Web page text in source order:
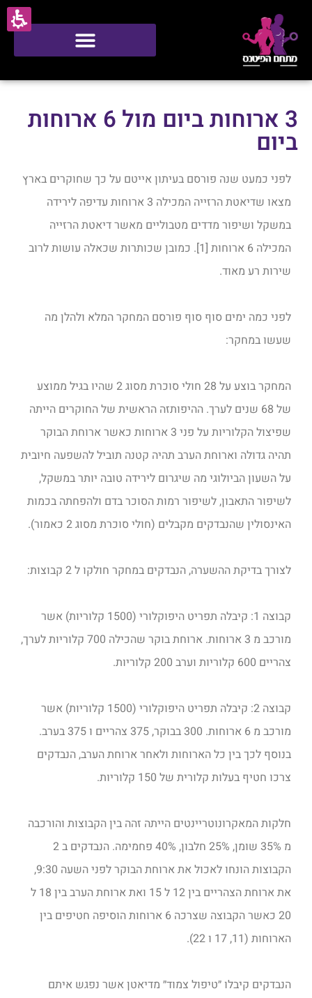
3 ארוחות ביום מול 6 ארוחות
ביום
לפני כמעט שנה פורסם בעיתון אייטם על כך שחוקרים בארץ
מצאו שדיאטת הרזייה המכילה 3 ארוחות עדיפה לירידה
במשקל ושיפור מדדים מטבוליים מאשר דיאטת הרזייה
המכילה 6 ארוחות [1]. כמובן שכותרות שכאלה עושות לרוב
שירות רע מאוד.
לפני כמה ימים סוף סוף פורסם המחקר המלא ולהלן מה
שעשו במחקר:
המחקר בוצע על 28 חולי סוכרת מסוג 2 שהיו בגיל ממוצע
של 68 שנים לערך. ההיפותזה הראשית של החוקרים הייתה
שפיצול הקלוריות על פני
3 ארוחות כאשר ארוחת הבוקר
תהיה גדולה וארוחת הערב תהיה קטנה תוביל להשפעה חיובית
על השעון הביולוגי מה שיגרום לירידה טובה יותר במשקל,
לשיפור התאבון, לשיפור רמות הסוכר בדם ולהפחתה בכמות
האינסולין שהנבדקים מקבלים (חולי סוכרת מסוג 2 כאמור).
לצורך בדיקת ההשערה, הנבדקים במחקר חולקו ל 2 קבוצות:
קבוצה 1: קיבלה תפריט היפוקלורי (1500 קלוריות) אשר
מורכב מ 3 ארוחות. ארוחת בוקר שהכילה 700 קלוריות לערך,
צהריים 600 קלוריות וערב 200 קלוריות.
קבוצה 2: קיבלה תפריט היפוקלורי (1500 קלוריות) אשר
מורכב מ 6 ארוחות. 300 בבוקר, 375 צהריים ו 375 בערב.
בנוסף לכך בין כל הארוחות ולאחר ארוחת הערב, הנבדקים
צרכו חטיף בעלות קלורית של 150 קלוריות.
חלקות המאקרונוטריינטים הייתה זהה בין הקבוצות והורכבה
מ 35% שומן, 25% חלבון, 40% פחמימה. הנבדקים ב 2
הקבוצות הונחו לאכול את ארוחת הבוקר לפני השעה 9:30,
את ארוחת הצהריים בין 12 ל 15 ואת ארוחת הערב בין 18 ל
20 כאשר הקבוצה שצרכה 6 ארוחות הוסיפה חטיפים בין
הארוחות (11, 17 ו 22).
הנבדקים קיבלו ״טיפול צמוד״ מדיאטן אשר נפגש איתם